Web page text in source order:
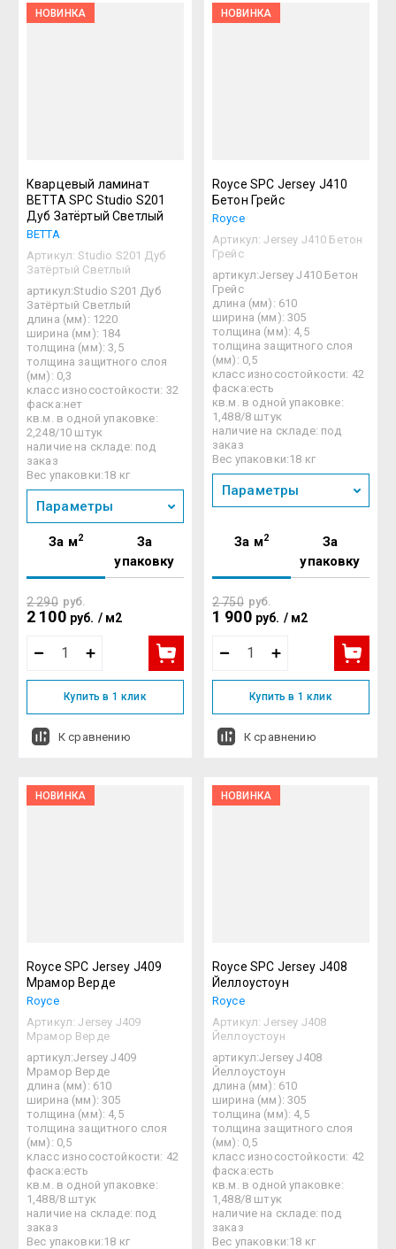
НОВИНКА
Кварцевый ламинат
BETTA SPC Studio S201
Дуб Затёртый Светлый
BETTA
Артикул: Studio S201 Дуб
Затёртый Светлый
артикул:Studio S201 Дуб
Затёртый Светлый
длина (мм): 1220
ширина (мм): 184
толщина (мм): 3,5
толщина защитного слоя
(мм): 0,3
класс износостойкости: 32
фаска:нет
кв.м. в одной упаковке:
2,248/10 штук
наличие на складе: под
заказ
Вес упаковки:18 кг
Параметры
За м2
За
упаковку
2 290 руб.
2 100 руб. / м2
Купить в 1 клик
К сравнению
НОВИНКА
Royce SPC Jersey J410
Бетон Грейс
Royce
Артикул: Jersey J410 Бетон
Грейс
артикул:Jersey J410 Бетон
Грейс
длина (мм): 610
ширина (мм): 305
толщина (мм): 4,5
толщина защитного слоя
(мм): 0,5
класс износостойкости: 42
фаска:есть
кв.м. в одной упаковке:
1,488/8 штук
наличие на складе: под
заказ
Вес упаковки:18 кг
Параметры
За м2
За
упаковку
2 750 руб.
1 900 руб. / м2
Купить в 1 клик
К сравнению
НОВИНКА
Royce SPC Jersey J409
Мрамор Верде
Royce
Артикул: Jersey J409
Мрамор Верде
артикул:Jersey J409
Мрамор Верде
длина (мм): 610
ширина (мм): 305
толщина (мм): 4,5
толщина защитного слоя
(мм): 0,5
класс износостойкости: 42
фаска:есть
кв.м. в одной упаковке:
1,488/8 штук
наличие на складе: под
заказ
Вес упаковки:18 кг
НОВИНКА
Royce SPC Jersey J408
Йеллоустоун
Royce
Артикул: Jersey J408
Йеллоустоун
артикул:Jersey J408
Йеллоустоун
длина (мм): 610
ширина (мм): 305
толщина (мм): 4,5
толщина защитного слоя
(мм): 0,5
класс износостойкости: 42
фаска:есть
кв.м. в одной упаковке:
1,488/8 штук
наличие на складе: под
заказ
Вес упаковки:18 кг